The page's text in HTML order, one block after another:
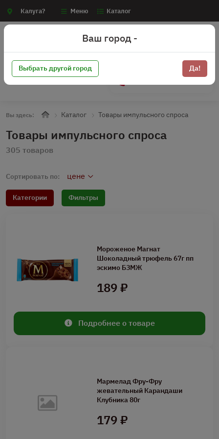
Калуга? Меню Каталог
Вы здесь: Каталог Товары импульсного спроса
Товары импульсного спроса
305 товаров
Сортировать по: цене
Категории Фильтры
Мороженое Магнат
Шоколадный трюфель 67г пп
эскимо БЗМЖ
189 ₽
Подробнее о товаре
Мармелад Фру-Фру
жевательный Карандаши
Клубника 80г
179 ₽
Ваш город -
Выбрать другой город Да!